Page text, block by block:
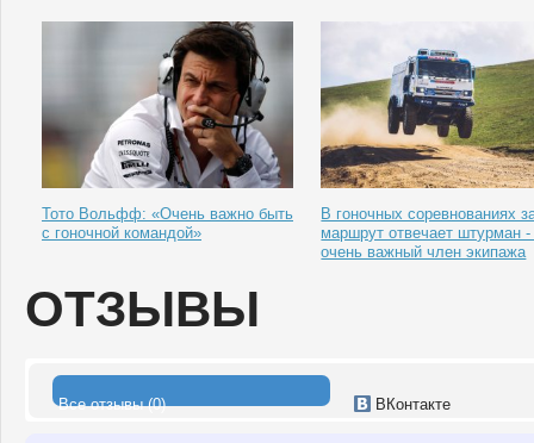
Тото Вольфф: «Очень важно быть
с гоночной командой»
В гоночных соревнованиях
маршрут отвечает штурман -
очень важный член экипажа
ОТЗЫВЫ
Все отзывы (0) ВКонтакте